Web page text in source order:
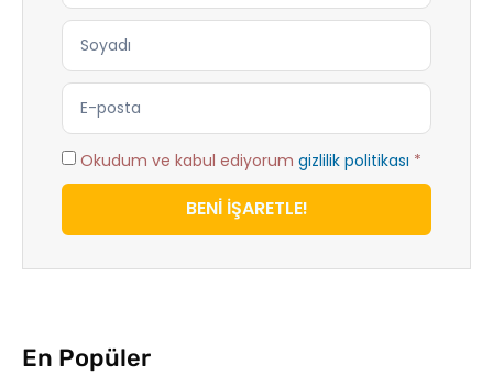
Okudum ve kabul ediyorum gizlilik politikası *
BENİ İŞARETLE!
En Popüler